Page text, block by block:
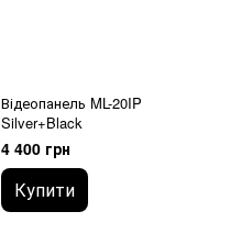
Відеопанель ML-20IP
Silver+Black
4 400 грн
Купити